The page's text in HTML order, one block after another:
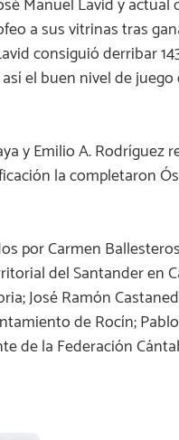
Manuel Lavid y actual
a sus vitrinas tras
consiguió derribar
el buen nivel de
y Emilio A. Rodríguez
la completaron
por Carmen
del Santander en
José Ramón
de Rocín;
de la Federación